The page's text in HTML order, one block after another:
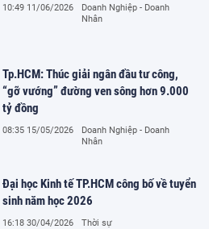
10:49 11/06/2026
Doanh Nghiệp - Doanh
Nhân
Tp.HCM: Thúc giải ngân đầu tư công,
“gỡ vướng” đường ven sông hơn 9.000
tỷ đồng
08:35 15/05/2026
Doanh Nghiệp - Doanh
Nhân
Đại học Kinh tế TP.HCM công bố về tuyển
sinh năm học 2026
16:18 30/04/2026 Thời sự